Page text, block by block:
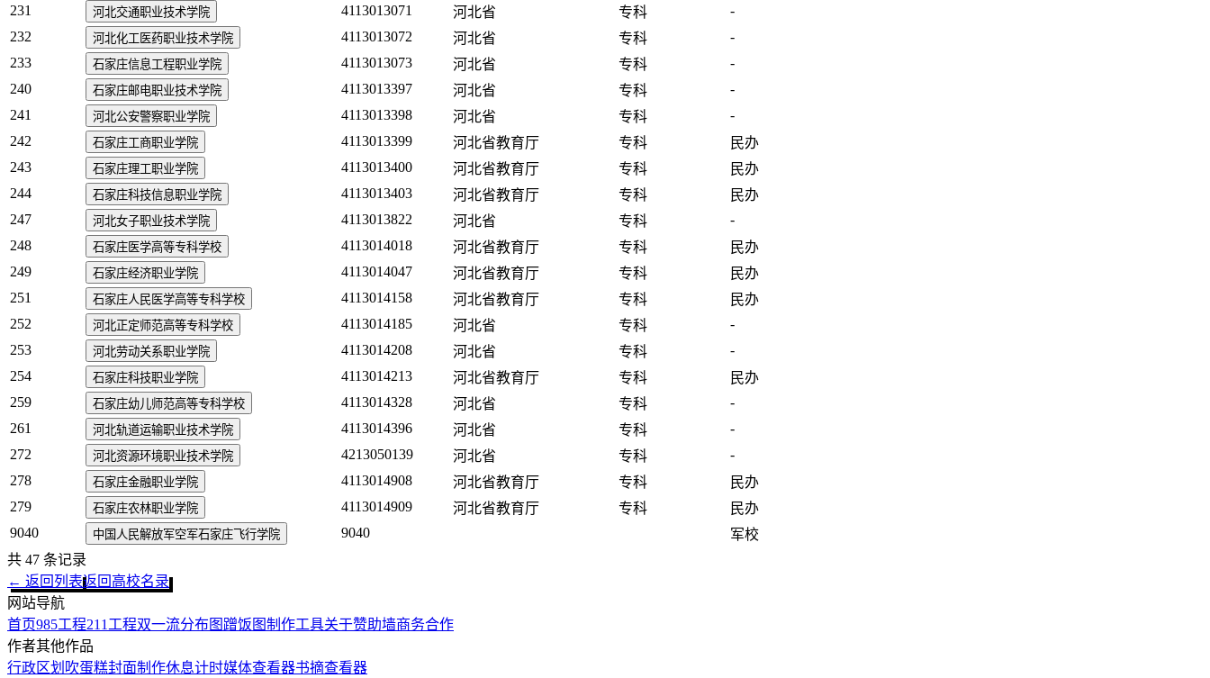
231
河北交通职业技术学院 4113013071 河北省 专科
-
232
河北化工医药职业技术学院 4113013072 河北省 专科
-
233
石家庄信息工程职业学院 4113013073 河北省 专科
-
240
石家庄邮电职业技术学院 4113013397 河北省 专科
-
241
河北公安警察职业学院 4113013398 河北省 专科
-
242
石家庄工商职业学院 4113013399 河北省教育厅 专科
民办
243
石家庄理工职业学院 4113013400 河北省教育厅 专科
民办
244
石家庄科技信息职业学院 4113013403 河北省教育厅 专科
民办
247
河北女子职业技术学院 4113013822 河北省 专科
-
248
石家庄医学高等专科学校 4113014018 河北省教育厅 专科
民办
249
石家庄经济职业学院 4113014047 河北省教育厅 专科
民办
251
石家庄人民医学高等专科学校 4113014158 河北省教育厅 专科
民办
252
河北正定师范高等专科学校 4113014185 河北省 专科
-
253
河北劳动关系职业学院 4113014208 河北省 专科
-
254
石家庄科技职业学院 4113014213 河北省教育厅 专科
民办
259
石家庄幼儿师范高等专科学校 4113014328 河北省 专科
-
261
河北轨道运输职业技术学院 4113014396 河北省 专科
-
272
河北资源环境职业技术学院 4213050139 河北省 专科
-
278
石家庄金融职业学院 4113014908 河北省教育厅 专科
民办
279
石家庄农林职业学院 4113014909 河北省教育厅 专科
民办
9040
中国人民解放军空军石家庄飞行学院 9040
军校
共 47 条记录
← 返回列表返回高校名录
网站导航
首页985工程211工程双一流分布图 蹭饭图制作工具关于赞助墙商务合作
作者其他作品
行政区划 吹蛋糕封面制作休息计时媒体查看器书摘查看器